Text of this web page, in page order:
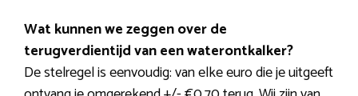
Wat kunnen we zeggen over de
terugverdientijd van een waterontkalker?
De stelregel is eenvoudig: van elke euro die je uitgeeft